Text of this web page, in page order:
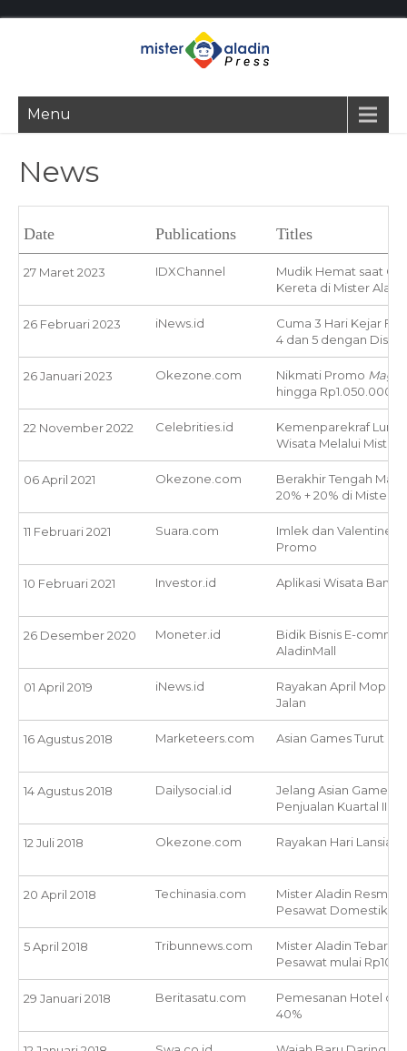
Menu
News
Date Publications Titles
27 Maret 2023 IDXChannel
Mudik Hemat saat
Kereta di Mister
26 Februari 2023 iNews.id
Cuma 3 Hari Kejar
4 dan 5 dengan
26 Januari 2023 Okezone.com Nikmati Promo Magic
hingga Rp1.050.000
22 November 2022 Celebrities.id
Kemenparekraf
Wisata Melalui Mister
06 April 2021 Okezone.com
Berakhir Tengah
20% + 20% di Mister
11 Februari 2021 Suara.com
Imlek dan Valentine
Promo
10 Februari 2021 Investor.id Aplikasi Wisata
26 Desember 2020 Moneter.id
Bidik Bisnis E-
AladinMall
01 April 2019 iNews.id
Rayakan April Mop
Jalan
16 Agustus 2018 Marketeers.com Asian Games Turut
14 Agustus 2018 Dailysocial.id
Jelang Asian Games
Penjualan Kuartal III/
12 Juli 2018 Okezone.com Rayakan Hari Lansia
20 April 2018 Techinasia.com
Mister Aladin Resmi
Pesawat Domestik
5 April 2018 Tribunnews.com
Mister Aladin Tebar
Pesawat mulai Rp10
29 Januari 2018 Beritasatu.com
Pemesanan Hotel di
40%